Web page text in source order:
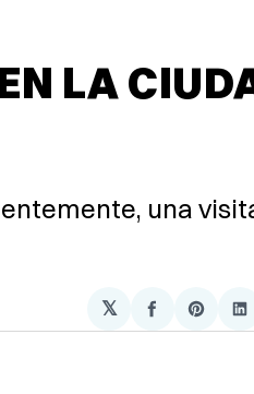
LA
una
𝕏
Compartir
en
Share
on